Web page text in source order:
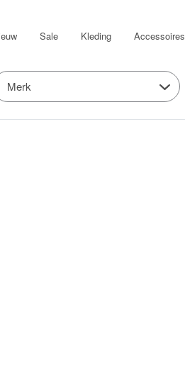
Sale Kleding Accessoires
Merk